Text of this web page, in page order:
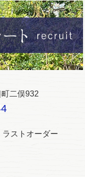
二俣932
ラストオーダー